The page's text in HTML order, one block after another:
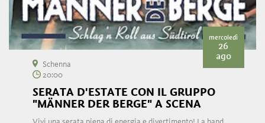
mercoledì
26
ago
Schenna
20:00
SERATA D'ESTATE CON IL GRUPPO
"MÄNNER DER BERGE" A SCENA